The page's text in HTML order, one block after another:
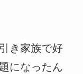
き家族で好
になったん